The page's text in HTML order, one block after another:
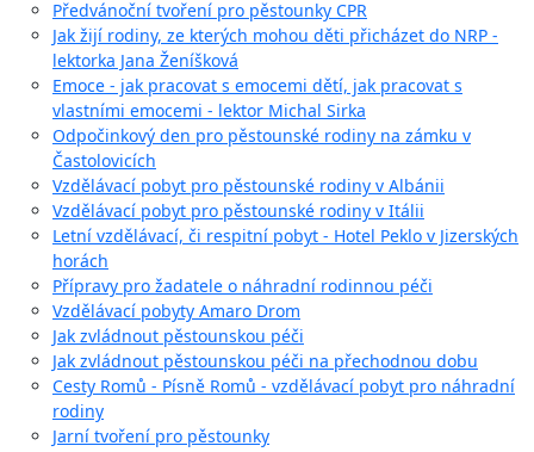
Předvánoční tvoření pro pěstounky CPR
Jak žijí rodiny, ze kterých mohou děti přicházet do NRP -
lektorka Jana Ženíšková
Emoce - jak pracovat s emocemi dětí, jak pracovat s
vlastními emocemi - lektor Michal Sirka
Odpočinkový den pro pěstounské rodiny na zámku v
Častolovicích
Vzdělávací pobyt pro pěstounské rodiny v Albánii
Vzdělávací pobyt pro pěstounské rodiny v Itálii
Letní vzdělávací, či respitní pobyt - Hotel Peklo v Jizerských
horách
Přípravy pro žadatele o náhradní rodinnou péči
Vzdělávací pobyty Amaro Drom
Jak zvládnout pěstounskou péči
Jak zvládnout pěstounskou péči na přechodnou dobu
Cesty Romů - Písně Romů - vzdělávací pobyt pro náhradní
rodiny
Jarní tvoření pro pěstounky